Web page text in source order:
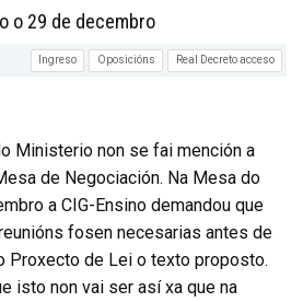
o 29 de decembro
Ingreso Oposicións Real Decreto acceso
Ministerio non se fai mención a
de Negociación. Na Mesa do
a CIG-Ensino demandou que
fosen necesarias antes de
Proxecto de Lei o texto proposto.
isto non vai ser así xa que na